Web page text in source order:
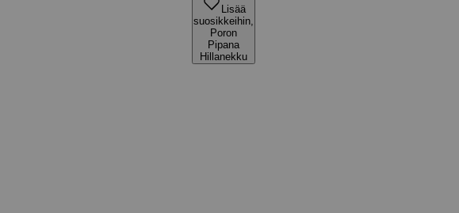
Lisää
suosikkeihin,
Poron
Pipana
Hillanekku